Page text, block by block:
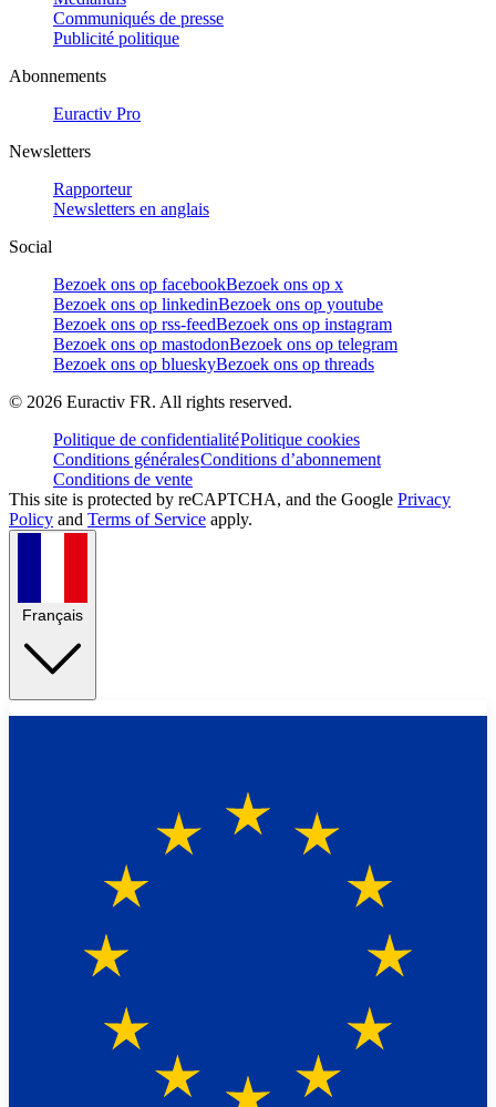
Communiqués de presse
Publicité politique
Abonnements
Euractiv Pro
Newsletters
Rapporteur
Newsletters en anglais
Social
Bezoek ons op facebookBezoek ons op x
Bezoek ons op linkedinBezoek ons op youtube
Bezoek ons op rss-feedBezoek ons op instagram
Bezoek ons op mastodonBezoek ons op telegram
Bezoek ons op blueskyBezoek ons op threads
© 2026 Euractiv FR. All rights reserved.
Politique de confidentialitéPolitique cookies
Conditions généralesConditions d’abonnement
Conditions de vente
This site is protected by reCAPTCHA, and the Google Privacy
Policy and Terms of Service apply.
Français